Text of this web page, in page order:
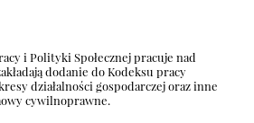
i Polityki Społecznej pracuje nad
dodanie do Kodeksu pracy
działalności gospodarczej oraz inne
cywilnoprawne.